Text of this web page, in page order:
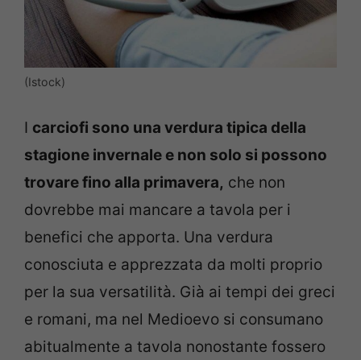
(Istock)
I carciofi sono una verdura tipica della
stagione invernale e non solo si possono
trovare fino alla primavera, che non
dovrebbe mai mancare a tavola per i
benefici che apporta. Una verdura
conosciuta e apprezzata da molti proprio
per la sua versatilità. Già ai tempi dei greci
e romani, ma nel Medioevo si consumano
abitualmente a tavola nonostante fossero